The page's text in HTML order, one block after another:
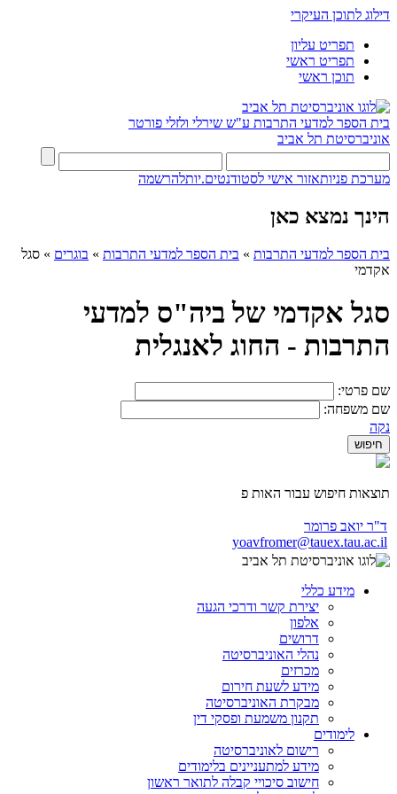
דילוג לתוכן העיקרי
תפריט עליון
תפריט ראשי
תוכן ראשי
בית הספר למדעי התרבות ע"ש שירלי ולזלי פורטר
אוניברסיטת תל אביב
מערכת פניותאזור אישי לסטודנטים.יותלהרשמה
הינך נמצא כאן
בית הספר למדעי התרבות » בית הספר למדעי התרבות » בוגרים » סגל
אקדמי
סגל אקדמי של ביה"ס למדעי
התרבות - החוג לאנגלית
שם פרטי:
שם משפחה:
נקה
תוצאות חיפוש עבור האות פ
ד"ר יואב פרומר
yoavfromer@tauex.tau.ac.il
מידע כללי
יצירת קשר ודרכי הגעה
אלפון
דרושים
נהלי האוניברסיטה
מכרזים
מידע לשעת חירום
מבקרת האוניברסיטה
תקנון משמעת ופסקי דין
לימודים
רישום לאוניברסיטה
מידע למתעניינים בלימודים
חישוב סיכויי קבלה לתואר ראשון